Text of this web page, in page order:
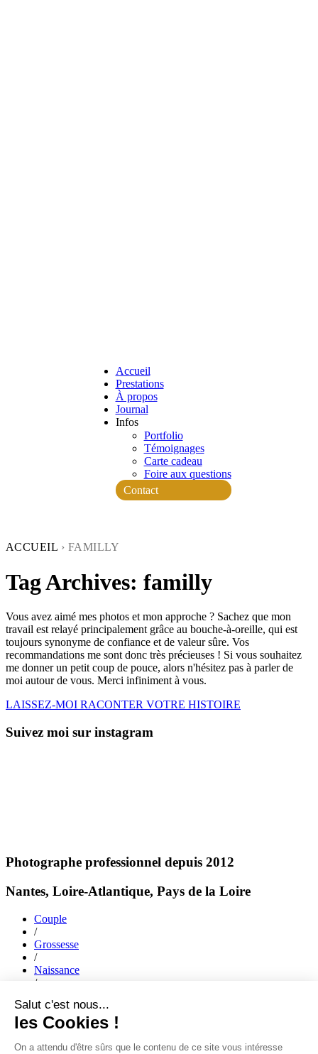
Accueil
Prestations
À propos
Journal
Infos
Portfolio
Témoignages
Carte cadeau
Foire aux questions
Contact
ACCUEIL › FAMILLY
Tag Archives: familly
Vous avez aimé mes photos et mon approche ? Sachez que mon
travail est relayé principalement grâce au bouche-à-oreille, qui est
toujours synonyme de confiance et de valeur sûre. Vos
recommandations me sont donc très précieuses ! Si vous souhaitez
me donner un petit coup de pouce, alors n'hésitez pas à parler de
moi autour de vous. Merci infiniment à vous.
LAISSEZ-MOI RACONTER VOTRE HISTOIRE
Suivez moi sur instagram
Photographe professionnel depuis 2012
Nantes, Loire-Atlantique, Pays de la Loire
Couple
/
Grossesse
/
Naissance
/
/
Famille
ACCUEIL|JOURNAL |A PROPOS |PORTFOLIO|faq|